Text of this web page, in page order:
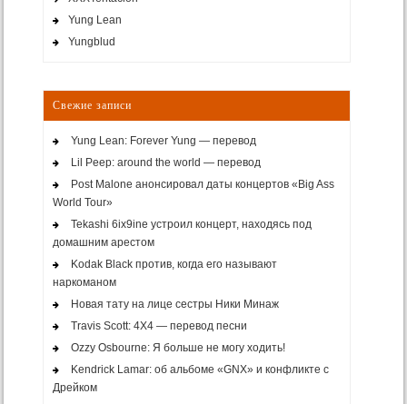
Yung Lean
Yungblud
Свежие записи
Yung Lean: Forever Yung — перевод
Lil Peep: around the world — перевод
Post Malone анонсировал даты концертов «Big Ass
World Tour»
Tekashi 6ix9ine устроил концерт, находясь под
домашним арестом
Kodak Black против, когда его называют
наркоманом
Новая тату на лице сестры Ники Минаж
Travis Scott: 4X4 — перевод песни
Ozzy Osbourne: Я больше не могу ходить!
Kendrick Lamar: об альбоме «GNX» и конфликте с
Дрейком